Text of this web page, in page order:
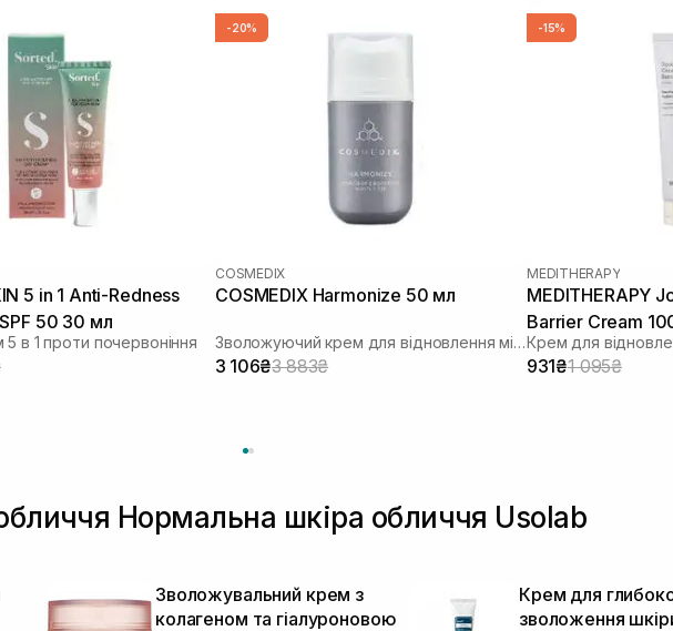
5 in 1 Anti-Redness
50 30 мл
в 1 проти почервоніння
-20%
COSMEDIX
COSMEDIX Harmonize 50 мл
Зволожуючий крем для відновлення мікробіома
3 106₴3 883₴
-15%
MEDITHERAPY
MEDITHERAPY
Barrier Cream
Крем для
931₴1 095₴
Нормальна шкіра обличчя Usolab
Зволожувальний крем з
колагеном та гіалуроновою
Крем для
зволоження